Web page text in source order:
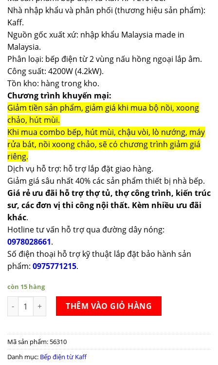
7.560.000 ₫.
Nhà nhập khẩu và phân phối (thương hiệu sản phẩm):
Kaff.
Nguồn gốc xuất xứ: nhập khẩu Malaysia made in
Malaysia.
Phân loại: bếp điện từ 2 vùng nấu hồng ngoại lắp âm.
Công suất: 4200W (4.2kW).
Tồn kho: hàng trong kho.
Chương trình khuyến mại:
Giảm tiền sản phẩm, giảm giá khi mua bộ nồi, xoong
chảo, hút mùi.
Khi mua combo bếp, hút mùi, chậu vòi, lò nướng, máy
rửa bát, nồi xoong chảo, sẽ có chương trình giảm giá
riêng.
Dịch vụ hỗ trợ: hỗ trợ lắp đặt giao hàng.
Giảm giá sâu nhất 40% các sản phẩm thiết bị nhà bếp.
Giá rẻ ưu đãi hỗ trợ thợ tủ, thợ công trình, kiến trúc
sư, các đơn vị thi công nội thất. Kèm nhiều ưu đãi
khác.
Hotline tư vấn hỗ trợ qua đường dây nóng:
0978028661.
Số điện thoại hỗ trợ kỹ thuật lắp đặt bảo hành sản
phẩm: 0975771215.
còn 15 hàng
Bếp điện từ Kaff KF-FL101CC số lượng
THÊM VÀO GIỎ HÀNG
Mã sản phẩm: 56310
Danh mục: Bếp điện từ Kaff